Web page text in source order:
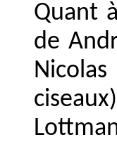
Quant
de